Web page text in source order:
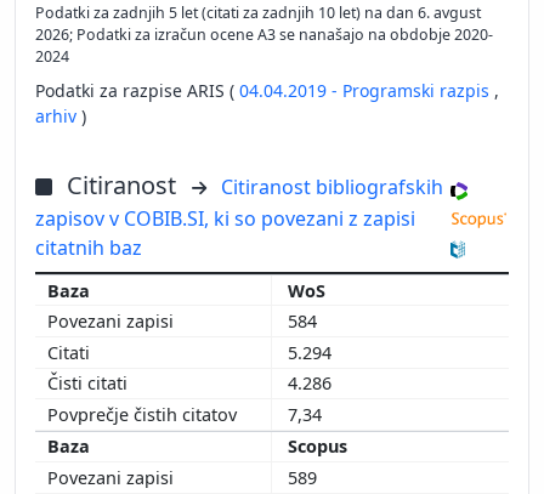
Podatki za zadnjih 5 let (citati za zadnjih 10 let) na dan 6. avgust
2026; Podatki za izračun ocene A3 se nanašajo na obdobje 2020-
2024
Podatki za razpise ARIS ( 04.04.2019 - Programski razpis ,
arhiv )
Citiranost
Citiranost bibliografskih
zapisov v COBIB.SI, ki so povezani z zapisi
citatnih baz
WoS
584
5.294
4.286
7,34
Scopus
589